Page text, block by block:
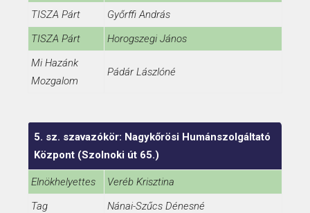
TISZA Párt
Győrffi András
TISZA Párt
Horogszegi János
Mi Hazánk
Mozgalom
Pádár Lászlóné
5. sz. szavazókör: Nagykőrösi Humánszolgáltató
Központ (Szolnoki út 65.)
Elnökhelyettes
Veréb Krisztina
Tag
Nánai-Szűcs Dénesné